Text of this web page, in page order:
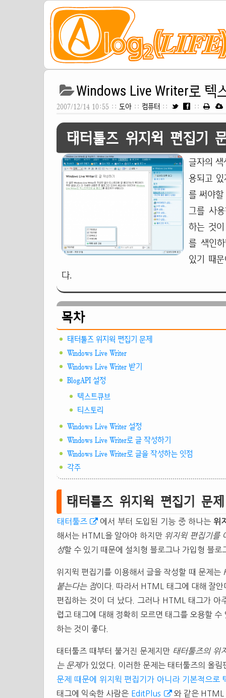
Windows Live Writer로 텍
2007/12/14 10:55 :: 도아 :: 컴퓨터 :: ::
태터툴즈 위지윅 편집기
글자의
용되고
를 써야
그를 사
하는 것
를 색인
있기 때
다.
목차
태터툴즈 위지윅 편집기 문제
Windows Live Writer
Windows Live Writer 받기
BlogAPI 설정
텍스트큐브
티스토리
Windows Live Writer 설정
Windows Live Writer로 글 작성하기
Windows Live Writer로 글을 작성하는 잇점
각주
태터툴즈 위지윅 편집기 문제
태터툴즈 에서 부터 도입된 기능 중 하나는 위
해서는 HTML을 알아야 하지만 위지윅 편집기를
성할 수 있기 때문에 설치형 블로그나 가입형 블
위지윅 편집기를 이용해서 글을 작성할 때 문제는
붙는다는 점이다. 따라서 HTML 태그에 대해 잘
편집하는 것이 더 났다. 그러나 HTML 태그가 아
렵고 태그에 대해 정확히 모르면 태그를 오용할
하는 것이 좋다.
태터툴즈 때부터 불거진 문제지만 태터툴즈의 위
는 문제가 있었다. 이러한 문제는 태터툴즈의 올림
문제 때문에 위지윅 편집기가 아니라 기본적으로
태그에 익숙한 사람은 EditPlus
와 같은 HTML